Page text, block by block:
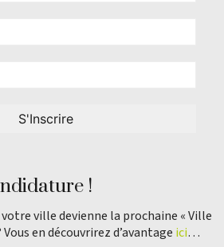
!
ville devienne la prochaine « Ville
Vous en découvrirez d’avantage ici…